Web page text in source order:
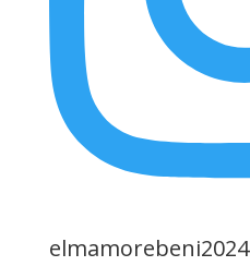
elmamorebeni2024